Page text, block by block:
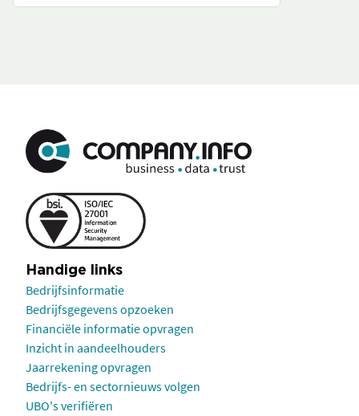
Handige links
Bedrijfsinformatie
Bedrijfsgegevens opzoeken
Financiële informatie opvragen
Inzicht in aandeelhouders
Jaarrekening opvragen
Bedrijfs- en sectornieuws volgen
UBO's verifiëren